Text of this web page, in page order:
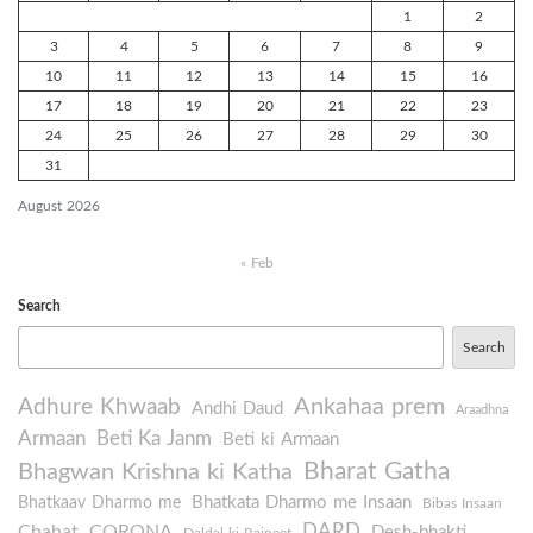
August 2026
1 2
3 4 5 6 7 8 9
10 11 12 13 14 15 16
17 18 19 20 21 22 23
24 25 26 27 28 29 30
31
« Feb
Search
Search
Adhure Khwaab Andhi Daud Ankahaa prem Araadhna
Armaan Beti Ka Janm Beti ki Armaan
Bhagwan Krishna ki Katha Bharat Gatha
Bhatkaav Dharmo me Bhatkata Dharmo me Insaan Bibas Insaan